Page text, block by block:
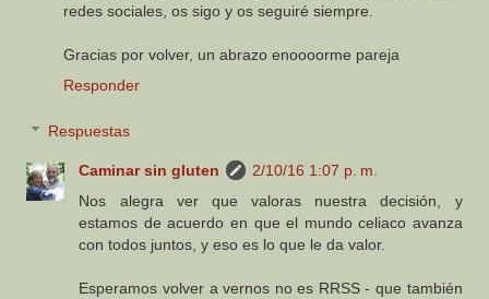
redes sociales, os sigo y os seguiré siempre.
Gracias por volver, un abrazo enoooorme pareja
Responder
Respuestas
Caminar sin gluten
2/10/16 1:07 p. m.
Nos alegra ver que valoras nuestra decisión, y
estamos de acuerdo en que el mundo celiaco avanza
con todos juntos, y eso es lo que le da valor.
Esperamos volver a vernos no es RRSS - que también